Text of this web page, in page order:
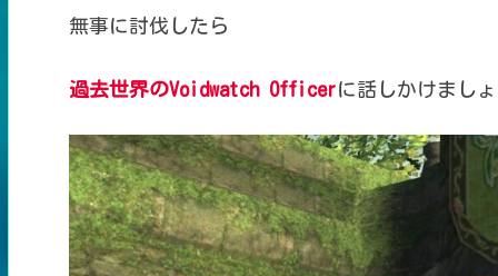
無事に討伐したら
過去世界のVoidwatch Officerに話しかけまし